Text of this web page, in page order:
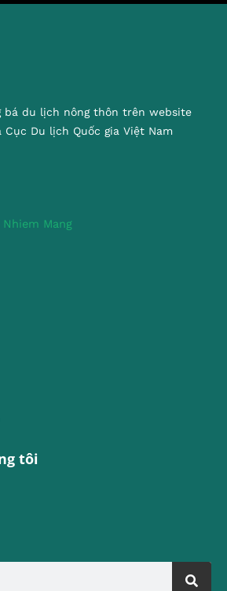
bá du lịch nông thôn trên website
Du lịch Quốc gia Việt Nam
tôi